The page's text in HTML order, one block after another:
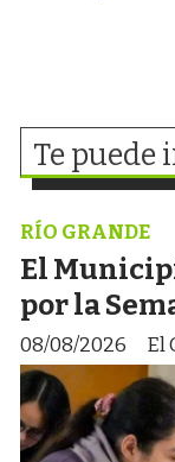
Te puede
El
por la
El
RÍO GRANDE
08/08/2026